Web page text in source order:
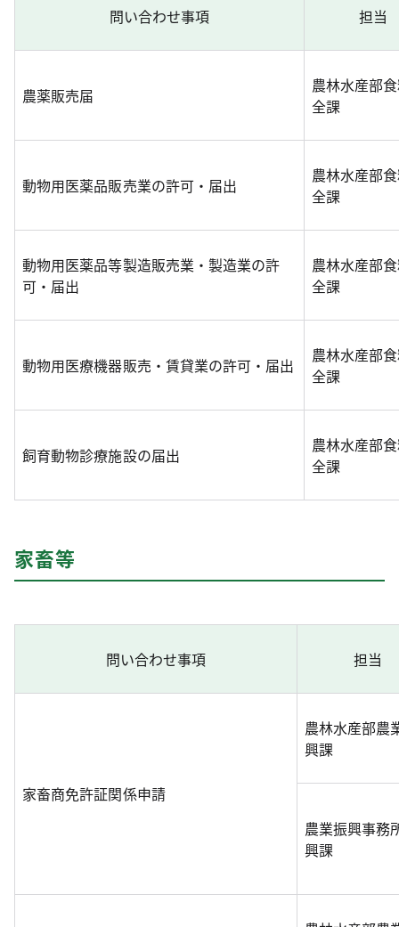
問い合わせ事項 担当
農薬販売届
農林水産部
全課
動物用医薬品販売業の許可・届出
農林水産部
全課
動物用医薬品等製造販売業・製造業の許
可・届出
農林水産部
全課
動物用医療機器販売・賃貸業の許可・届出
農林水産部
全課
飼育動物診療施設の届出
農林水産部
全課
家畜等
問い合わせ事項 担当
家畜商免許証関係申請
農林水産部農
興課
農業振興事務
興課